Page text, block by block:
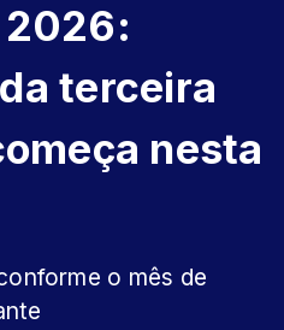
2026:
terceira
nesta
o mês de